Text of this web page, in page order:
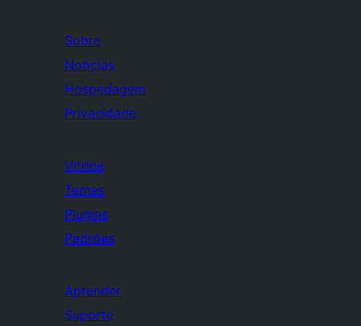
Sobre
Notícias
Hospedagem
Privacidade
Vitrine
Temas
Plugins
Padrões
Aprender
Suporte